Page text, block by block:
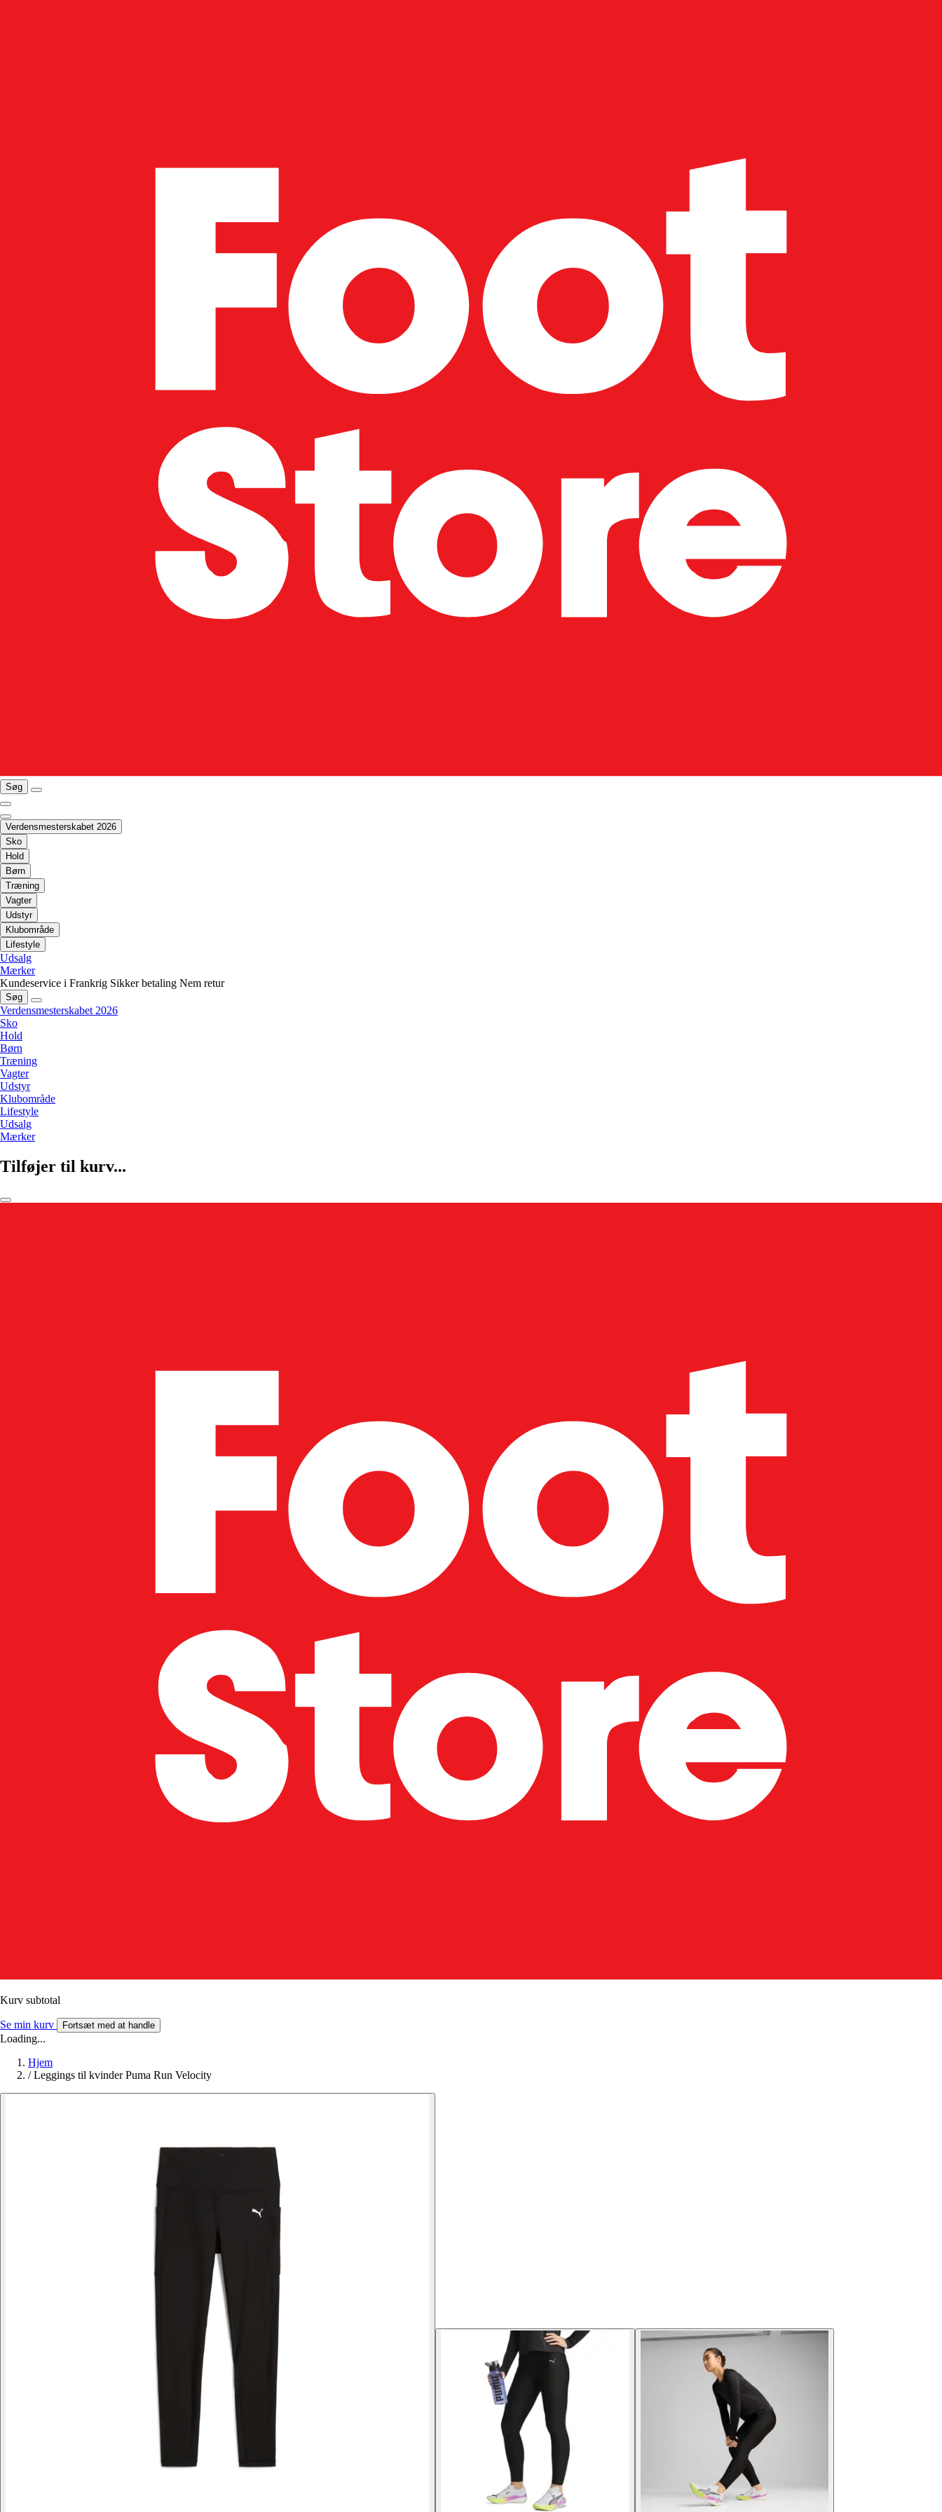
Søg
Verdensmesterskabet 2026
Sko
Hold
Børn
Træning
Vagter
Udstyr
Klubområde
Lifestyle
Udsalg
Mærker
Kundeservice i Frankrig Sikker betaling Nem retur
Søg
Verdensmesterskabet 2026
Sko
Hold
Børn
Træning
Vagter
Udstyr
Klubområde
Lifestyle
Udsalg
Mærker
Tilføjer til kurv...
Kurv subtotal
Se min kurv Fortsæt med at handle
Loading...
Hjem
/ Leggings til kvinder Puma Run Velocity